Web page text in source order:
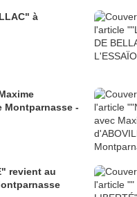
à
- Poche Montparnasse -
revient au